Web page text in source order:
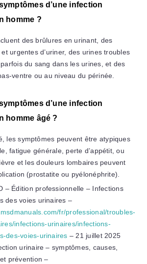
d’une infection
homme ?
des brûlures en urinant, des
urgentes d’uriner, des urines troubles
du sang dans les urines, et des
ventre ou au niveau du périnée.
d’une infection
homme âgé ?
les symptômes peuvent être atypiques
fatigue générale, perte d’appétit, ou
et les douleurs lombaires peuvent
(prostatite ou pyélonéphrite).
– Édition professionnelle – Infections
des voies urinaires –
fr/professional/troubles-
infections-urinaires/infections-
des-voies-urinaires – 21 juillet 2025
urinaire – symptômes, causes,
prévention –